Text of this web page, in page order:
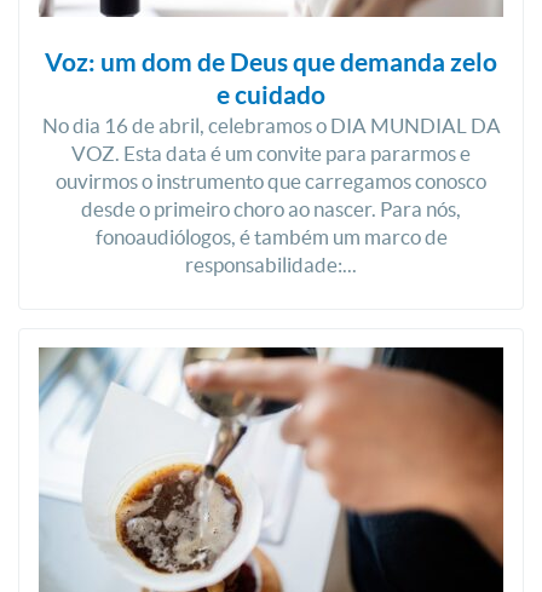
Voz: um dom de Deus que demanda zelo
e cuidado
No dia 16 de abril, celebramos o DIA MUNDIAL DA
VOZ. Esta data é um convite para pararmos e
ouvirmos o instrumento que carregamos conosco
desde o primeiro choro ao nascer. Para nós,
fonoaudiólogos, é também um marco de
responsabilidade:...